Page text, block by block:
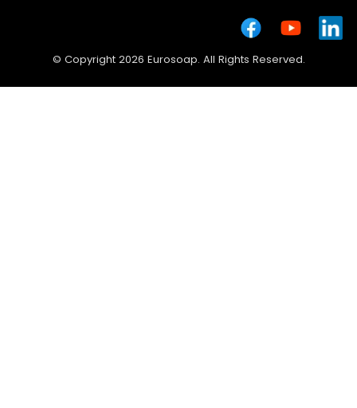
© Copyright 2026 Eurosoap. All Rights Reserved.